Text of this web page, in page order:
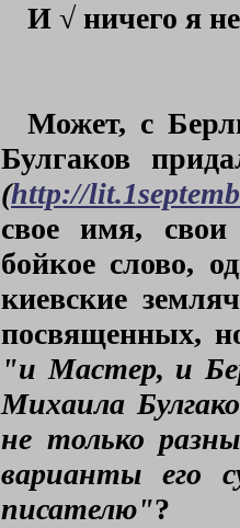
И √ ничего я
Может, с
Булгаков
(http://
свое имя, свои
бойкое слово,
киевские
посвященных,
"и Мастер, и
Михаила
не только
варианты его
писателю"?